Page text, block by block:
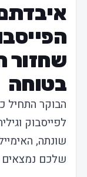
שחזור
בטוחה
הבוקר התחיל
לפייסבוק
שונתה,
שלכם נמצאים